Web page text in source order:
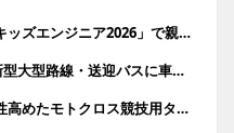
DUNLOP（住友ゴム工業）、「キッズエンジニア2026」で親子にタイヤの役割をクイズ形式で啓発
住友ゴム工業、いすゞ自動車の新型大型路線・送迎バスに車輪脱落予兆検知を展開
DUNLOPの住友ゴム工業、追従性高めたモトクロス競技用タイヤ発売